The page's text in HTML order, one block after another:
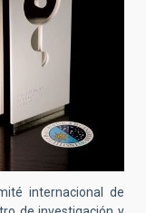
internacional de